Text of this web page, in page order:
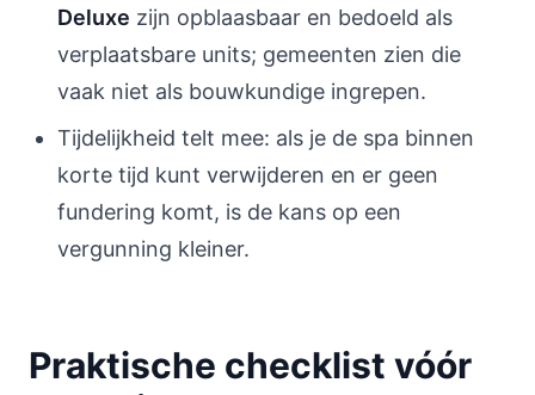
Deluxe zijn opblaasbaar en bedoeld als
verplaatsbare units; gemeenten zien die
vaak niet als bouwkundige ingrepen.
Tijdelijkheid telt mee: als je de spa binnen
korte tijd kunt verwijderen en er geen
fundering komt, is de kans op een
vergunning kleiner.
Praktische checklist vóór